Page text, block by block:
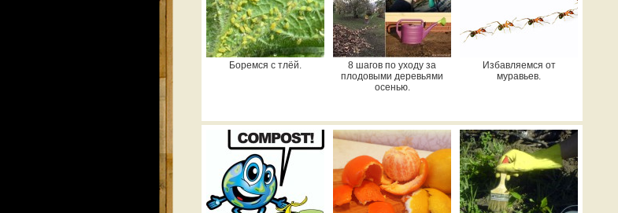
Боремся с тлёй.
8 шагов по уходу за
плодовыми деревьями
осенью.
Избавляемся от
муравьев.